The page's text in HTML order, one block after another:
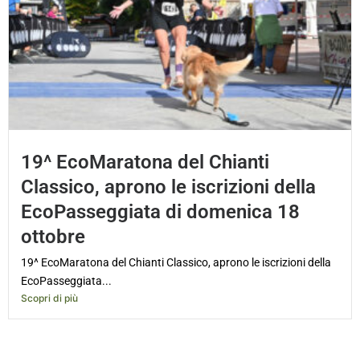
19^ EcoMaratona del Chianti
Classico, aprono le iscrizioni della
EcoPasseggiata di domenica 18
ottobre
19^ EcoMaratona del Chianti Classico, aprono le iscrizioni della
EcoPasseggiata...
Scopri di più